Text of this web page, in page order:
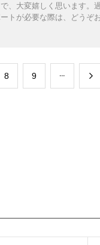
、大変嬉しく思います。
トが必要な際は、どうぞ
​8 ​9